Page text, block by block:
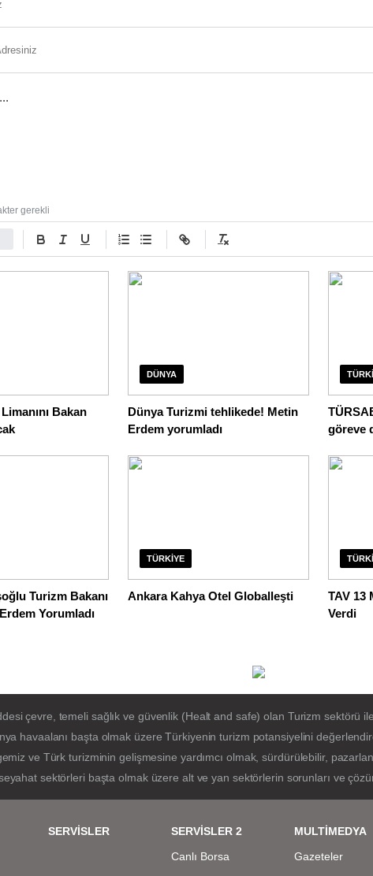
gerekli
Bakan
DÜNYA
Dünya Turizmi tehlikede! Metin
Erdem yorumladı
göreve
Turizm Bakanı
Yorumladı
TÜRKIYE
Ankara Kahya Otel Globalleşti
TAV 13
Verdi
çevre, temeli sağlık ve güvenlik (Healt and safe) olan Turizm sektörü
havaalanı başta olmak üzere Türkiyenin turizm potansiyelini
ve Türk turizminin gelişmesine yardımcı olmak, sürdürülebilir,
sektörleri başta olmak üzere alt ve yan sektörlerin sorunları ve
SERVİSLER
SERVİSLER 2
Canlı Borsa
MULTİMEDYA
Gazeteler